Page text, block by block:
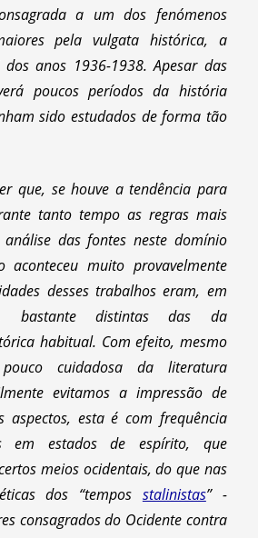
a um dos fenómenos
pela vulgata histórica, a
dos anos 1936-1938. Apesar das
poucos períodos da história
sido estudados de forma tão
que, se houve a tendência para
tanto tempo as regras mais
análise das fontes neste domínio
aconteceu muito provavelmente
desses trabalhos eram, em
bastante distintas das da
habitual. Com efeito, mesmo
cuidadosa da literatura
evitamos a impressão de
aspectos, esta é com frequência
em estados de espírito, que
meios ocidentais, do que nas
dos “tempos stalinistas” -
consagrados do Ocidente contra